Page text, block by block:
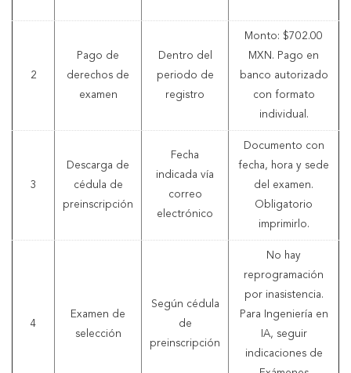
2
Pago de
derechos de
examen
Dentro del
periodo de
registro
Monto: $702.00
MXN. Pago en
banco autorizado
con formato
individual.
3
Descarga de
cédula de
preinscripción
Fecha
indicada vía
correo
electrónico
Documento con
fecha, hora y sede
del examen.
Obligatorio
imprimirlo.
4
Examen de
selección
Según cédula
de
preinscripción
No hay
reprogramación
por inasistencia.
Para Ingeniería en
IA, seguir
indicaciones de